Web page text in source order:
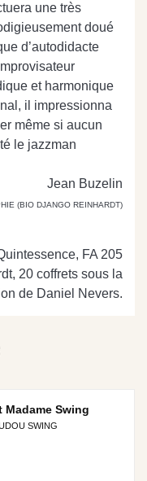
une très
doué
d’autodidacte
et harmonique
il impressionna
même si aucun
le jazzman
Jean Buzelin
(BIO DJANGO REINHARDT)
FA 205
20 coffrets sous la
de Daniel Nevers.
Madame Swing
SWING